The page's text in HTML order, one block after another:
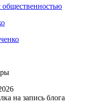
общественностью
на запись блога